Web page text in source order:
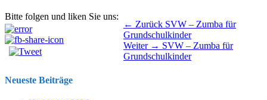
Bitte folgen und liken Sie uns:
Beitragsnavigation ← Zurück Vorhergehender
Beitrag:
SVW – Zumba für
Grundschulkinder
Weiter → Nächster
Beitrag:
SVW – Zumba für
Grundschulkinder
Neueste Beiträge